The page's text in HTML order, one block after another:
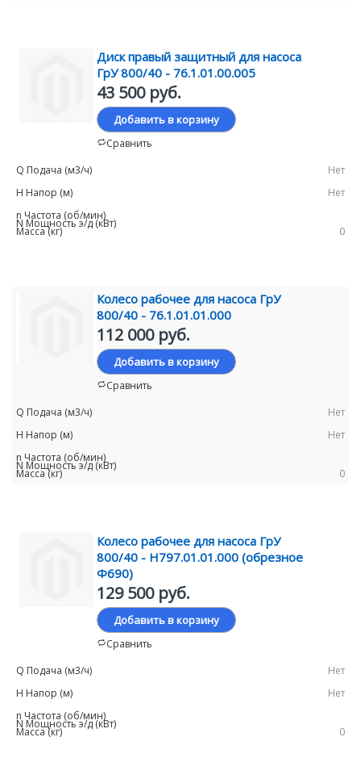
Диск правый защитный для насоса
ГрУ 800/40 - 76.1.01.00.005
43 500 руб.
Добавить в корзину
Сравнить
Нет
Нет
0
Колесо рабочее для насоса ГрУ
800/40 - 76.1.01.01.000
112 000 руб.
Добавить в корзину
Сравнить
Нет
Нет
0
Колесо рабочее для насоса ГрУ
800/40 - Н797.01.01.000 (обрезное
Ф690)
129 500 руб.
Добавить в корзину
Сравнить
Нет
Нет
0